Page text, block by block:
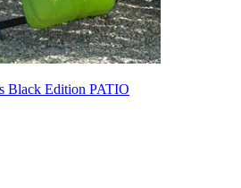
Black Edition PATIO